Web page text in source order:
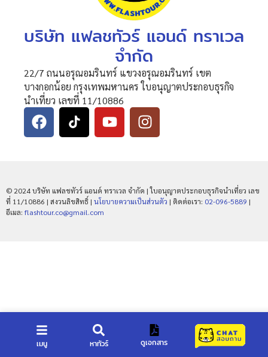
เมนู หาทัวร์ ดูเอกสาร
บริษัท แฟลชทัวร์ แอนด์ ทราเวล
จำกัด
22/7 ถนนอรุณอมรินทร์ แขวงอรุณอมรินทร์ เขต
บางกอกน้อย กรุงเทพมหานคร ใบอนุญาตประกอบธุรกิจ
นำเที่ยว เลขที่ 11/10886
© 2024 บริษัท แฟลชทัวร์ แอนด์ ทราเวล จำกัด | ใบอนุญาตประกอบธุรกิจนำเที่ยว เลข
ที่ 11/10886 | สงวนลิขสิทธิ์ | นโยบายความเป็นส่วนตัว | ติดต่อเรา: 02-096-5889 |
อีเมล: flashtour.co@gmail.com